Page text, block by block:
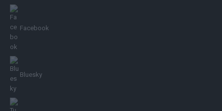
Facebook
Bluesky